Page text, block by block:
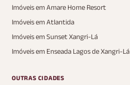
Imóveis em Amare Home Resort
Imóveis em Atlantida
Imóveis em Sunset Xangri-Lá
Imóveis em Enseada Lagos de Xangri-Lá
OUTRAS CIDADES